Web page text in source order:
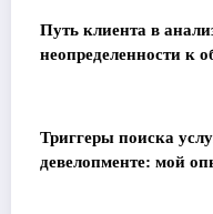
Путь клиента в
неопределенности к
Триггеры поиска
девелопменте: мой